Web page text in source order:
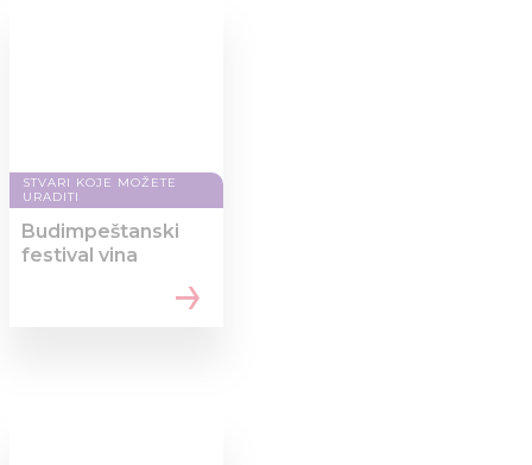
STVARI KOJE MOŽETE
URADITI
Budimpeštanski
festival vina